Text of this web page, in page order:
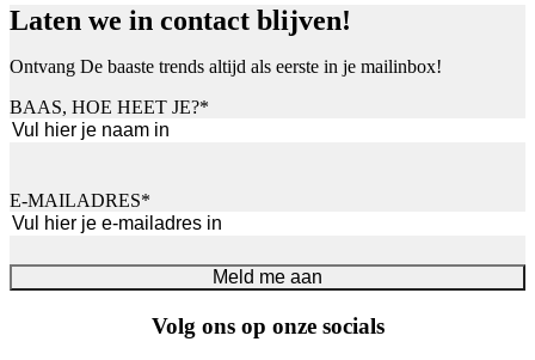
Laten we in contact blijven!
Ontvang De baaste trends altijd als eerste in je mailinbox!
BAAS, HOE HEET JE?*
E-MAILADRES*
Meld me aan
Volg ons op onze socials